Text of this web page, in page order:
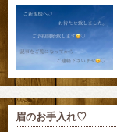
眉のお手入れ♡